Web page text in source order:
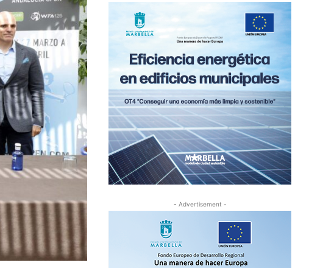
- Advertisement -